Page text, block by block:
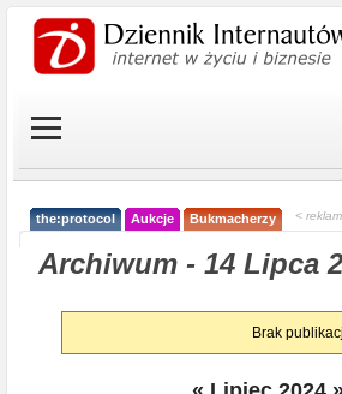
the:protocol Aukcje Bukmacherzy <
Archiwum - 14 Lipca
Brak